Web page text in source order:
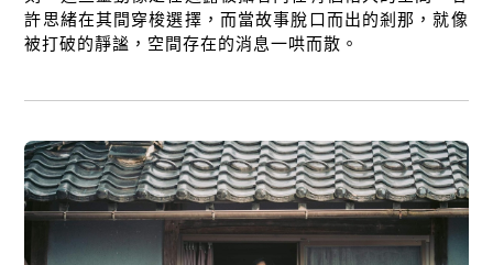
許思緒在其間穿梭選擇，而當故事脫口而出的剎那，就像
被打破的靜謐，空間存在的消息一哄而散。